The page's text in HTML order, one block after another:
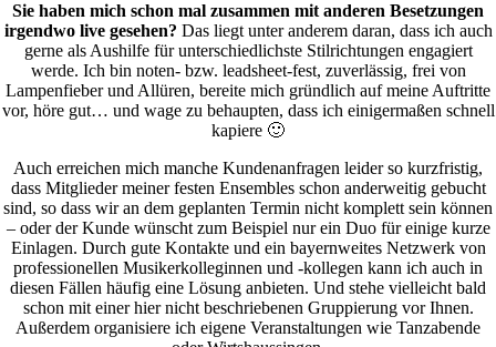
Sie haben mich schon mal zusammen mit anderen Besetzungen
irgendwo live gesehen? Das liegt unter anderem daran, dass ich auch
gerne als Aushilfe für unterschiedlichste Stilrichtungen engagiert
werde. Ich bin noten- bzw. leadsheet-fest, zuverlässig, frei von
Lampenfieber und Allüren, bereite mich gründlich auf meine Auftritte
vor, höre gut… und wage zu behaupten, dass ich einigermaßen schnell
kapiere 🙂
Auch erreichen mich manche Kundenanfragen leider so kurzfristig,
dass Mitglieder meiner festen Ensembles schon anderweitig gebucht
sind, so dass wir an dem geplanten Termin nicht komplett sein können
– oder der Kunde wünscht zum Beispiel nur ein Duo für einige kurze
Einlagen. Durch gute Kontakte und ein bayernweites Netzwerk von
professionellen Musikerkolleginnen und -kollegen kann ich auch in
diesen Fällen häufig eine Lösung anbieten. Und stehe vielleicht bald
schon mit einer hier nicht beschriebenen Gruppierung vor Ihnen.
Außerdem organisiere ich eigene Veranstaltungen wie Tanzabende